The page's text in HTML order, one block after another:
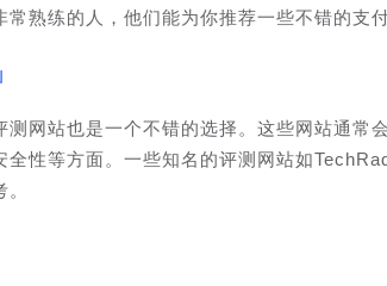
熟练的人，他们能为你推荐一些不错的支
测网站也是一个不错的选择。这些网站通常
全性等方面。一些知名的评测网站如